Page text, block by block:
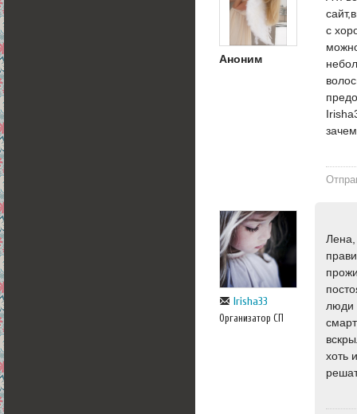
Аноним
с
Irisha33
Организатор СП
люди
хоть